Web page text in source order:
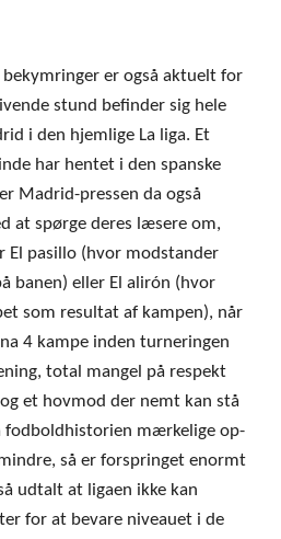
er også aktuelt for
stund befinder sig hele
i den hjemlige La liga. Et
har hentet i den spanske
Madrid-pressen da også
at spørge deres læsere om,
pasillo (hvor modstander
banen) eller El alirón (hvor
som resultat af kampen), når
4 kampe inden turneringen
total mangel på respekt
et hovmod der nemt kan stå
fodboldhistorien mærkelige op-
så er forspringet enormt
udtalt at ligaen ikke kan
for at bevare niveauet i de